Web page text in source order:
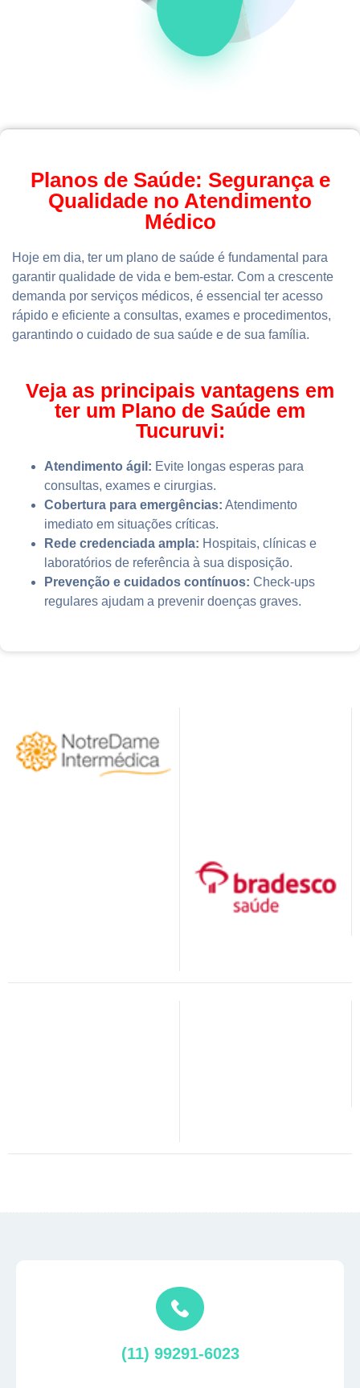
Planos de Saúde: Segurança e
Qualidade no Atendimento
Médico
Hoje em dia, ter um plano de saúde é fundamental para
garantir qualidade de vida e bem-estar. Com a crescente
demanda por serviços médicos, é essencial ter acesso
rápido e eficiente a consultas, exames e procedimentos,
garantindo o cuidado de sua saúde e de sua família.
Veja as principais vantagens em
ter um Plano de Saúde em
Tucuruvi:
Atendimento ágil: Evite longas esperas para
consultas, exames e cirurgias.
Cobertura para emergências: Atendimento
imediato em situações críticas.
Rede credenciada ampla: Hospitais, clínicas e
laboratórios de referência à sua disposição.
Prevenção e cuidados contínuos: Check-ups
regulares ajudam a prevenir doenças graves.
(11) 99291-6023